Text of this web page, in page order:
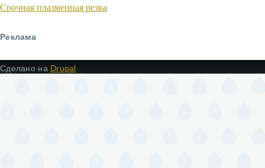
Срочная плазменная резка
Реклама
Сделано на Drupal